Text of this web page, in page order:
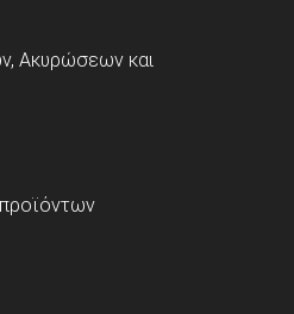
Ακυρώσεων και